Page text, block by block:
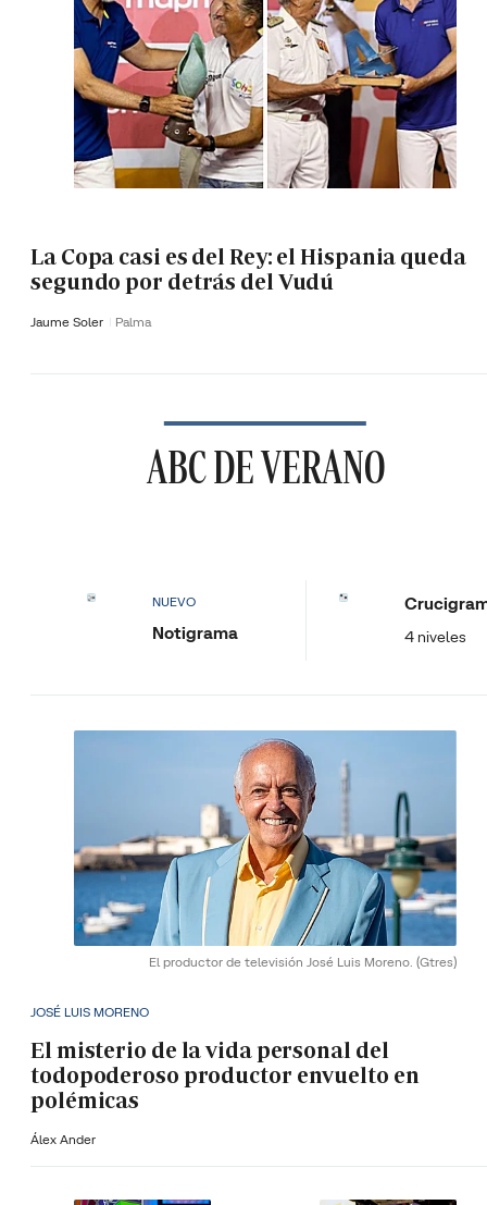
La Copa casi es del Rey: el Hispania queda
segundo por detrás del Vudú
Jaume Soler Palma
ABC DE VERANO
NUEVO
Notigrama 4 niveles
El productor de televisión José Luis Moreno. (Gtres)
JOSÉ LUIS MORENO
El misterio de la vida personal del
todopoderoso productor envuelto en
polémicas
Álex Ander